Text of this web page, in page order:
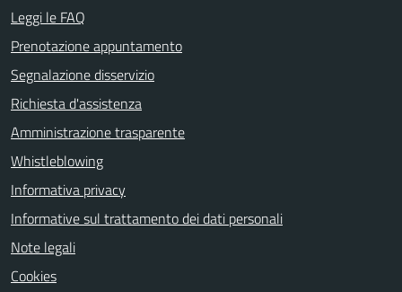
Leggi le FAQ
Prenotazione appuntamento
Segnalazione disservizio
Richiesta d'assistenza
Amministrazione trasparente
Whistleblowing
Informativa privacy
Informative sul trattamento dei dati personali
Note legali
Cookies